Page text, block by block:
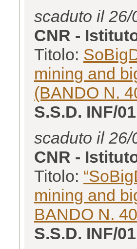
scaduto il
CNR -
Titolo:
mining and
(BANDO N.
S.S.D. INF/
scaduto il
CNR -
Titolo:
mining and
BANDO N.
S.S.D. INF/